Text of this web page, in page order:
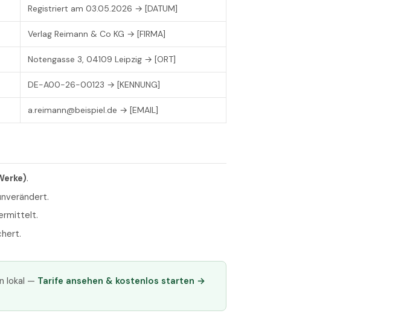
Registriert am 03.05.2026 → [DATUM]
Verlag Reimann & Co KG → [FIRMA]
Notengasse 3, 04109 Leipzig → [ORT]
DE-A00-26-00123 → [KENNUNG]
a.reimann@beispiel.de → [EMAIL]
.
lokal — Tarife ansehen & kostenlos starten →